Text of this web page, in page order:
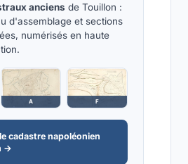
anciens de Touillon :
d'assemblage et sections
numérisés en haute
A F
cadastre napoléonien
→